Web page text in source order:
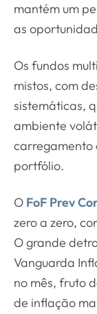
mantém um
as
Os fundos
mistos, com
sistemáticas,
ambiente
carregamento
portfólio.
O FoF Prev
zero a zero,
O grande
Vanguarda
no mês, fruto
de inflação